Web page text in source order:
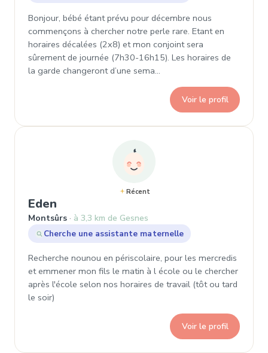
Bonjour, bébé étant prévu pour décembre nous
commençons à chercher notre perle rare. Etant en
horaires décalées (2x8) et mon conjoint sera
sûrement de journée (7h30-16h15). Les horaires de
la garde changeront d’une sema…
Voir le profil
Récent
Eden
Montsûrs
à 3,3 km de Gesnes
Cherche une assistante maternelle
Recherche nounou en périscolaire, pour les mercredis
et emmener mon fils le matin à l école ou le chercher
après l'école selon nos horaires de travail (tôt ou tard
le soir)
Voir le profil